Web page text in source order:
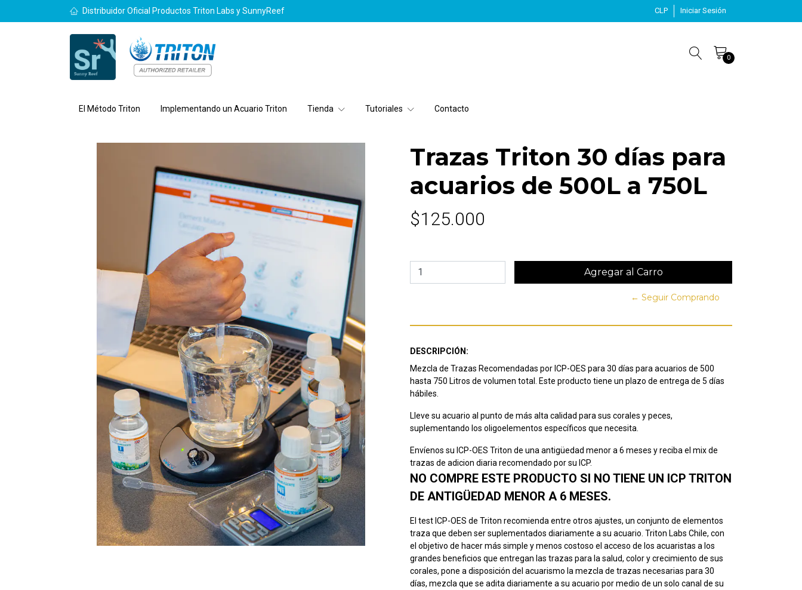
Distribuidor Oficial Productos Triton Labs y SunnyReef CLP Iniciar Sesión
0
El Método Triton Implementando un Acuario Triton Tienda Tutoriales Contacto
Trazas Triton 30 días para
acuarios de 500L a 750L
$125.000
← Seguir Comprando
DESCRIPCIÓN:
Mezcla de Trazas Recomendadas por ICP-OES para 30 días para acuarios de 500
hasta 750 Litros de volumen total. Este producto tiene un plazo de entrega de 5 días
hábiles.
Lleve su acuario al punto de más alta calidad para sus corales y peces,
suplementando los oligoelementos específicos que necesita.
Envíenos su ICP-OES Triton de una antigüedad menor a 6 meses y reciba el mix de
trazas de adicion diaria recomendado por su ICP.
NO COMPRE ESTE PRODUCTO SI NO TIENE UN ICP TRITON
DE ANTIGÜEDAD MENOR A 6 MESES.
El test ICP-OES de Triton recomienda entre otros ajustes, un conjunto de elementos
traza que deben ser suplementados diariamente a su acuario. Triton Labs Chile, con
el objetivo de hacer más simple y menos costoso el acceso de los acuaristas a los
grandes beneficios que entregan las trazas para la salud, color y crecimiento de sus
corales, pone a disposición del acuarismo la mezcla de trazas necesarias para 30
días, mezcla que se adita diariamente a su acuario por medio de un solo canal de su